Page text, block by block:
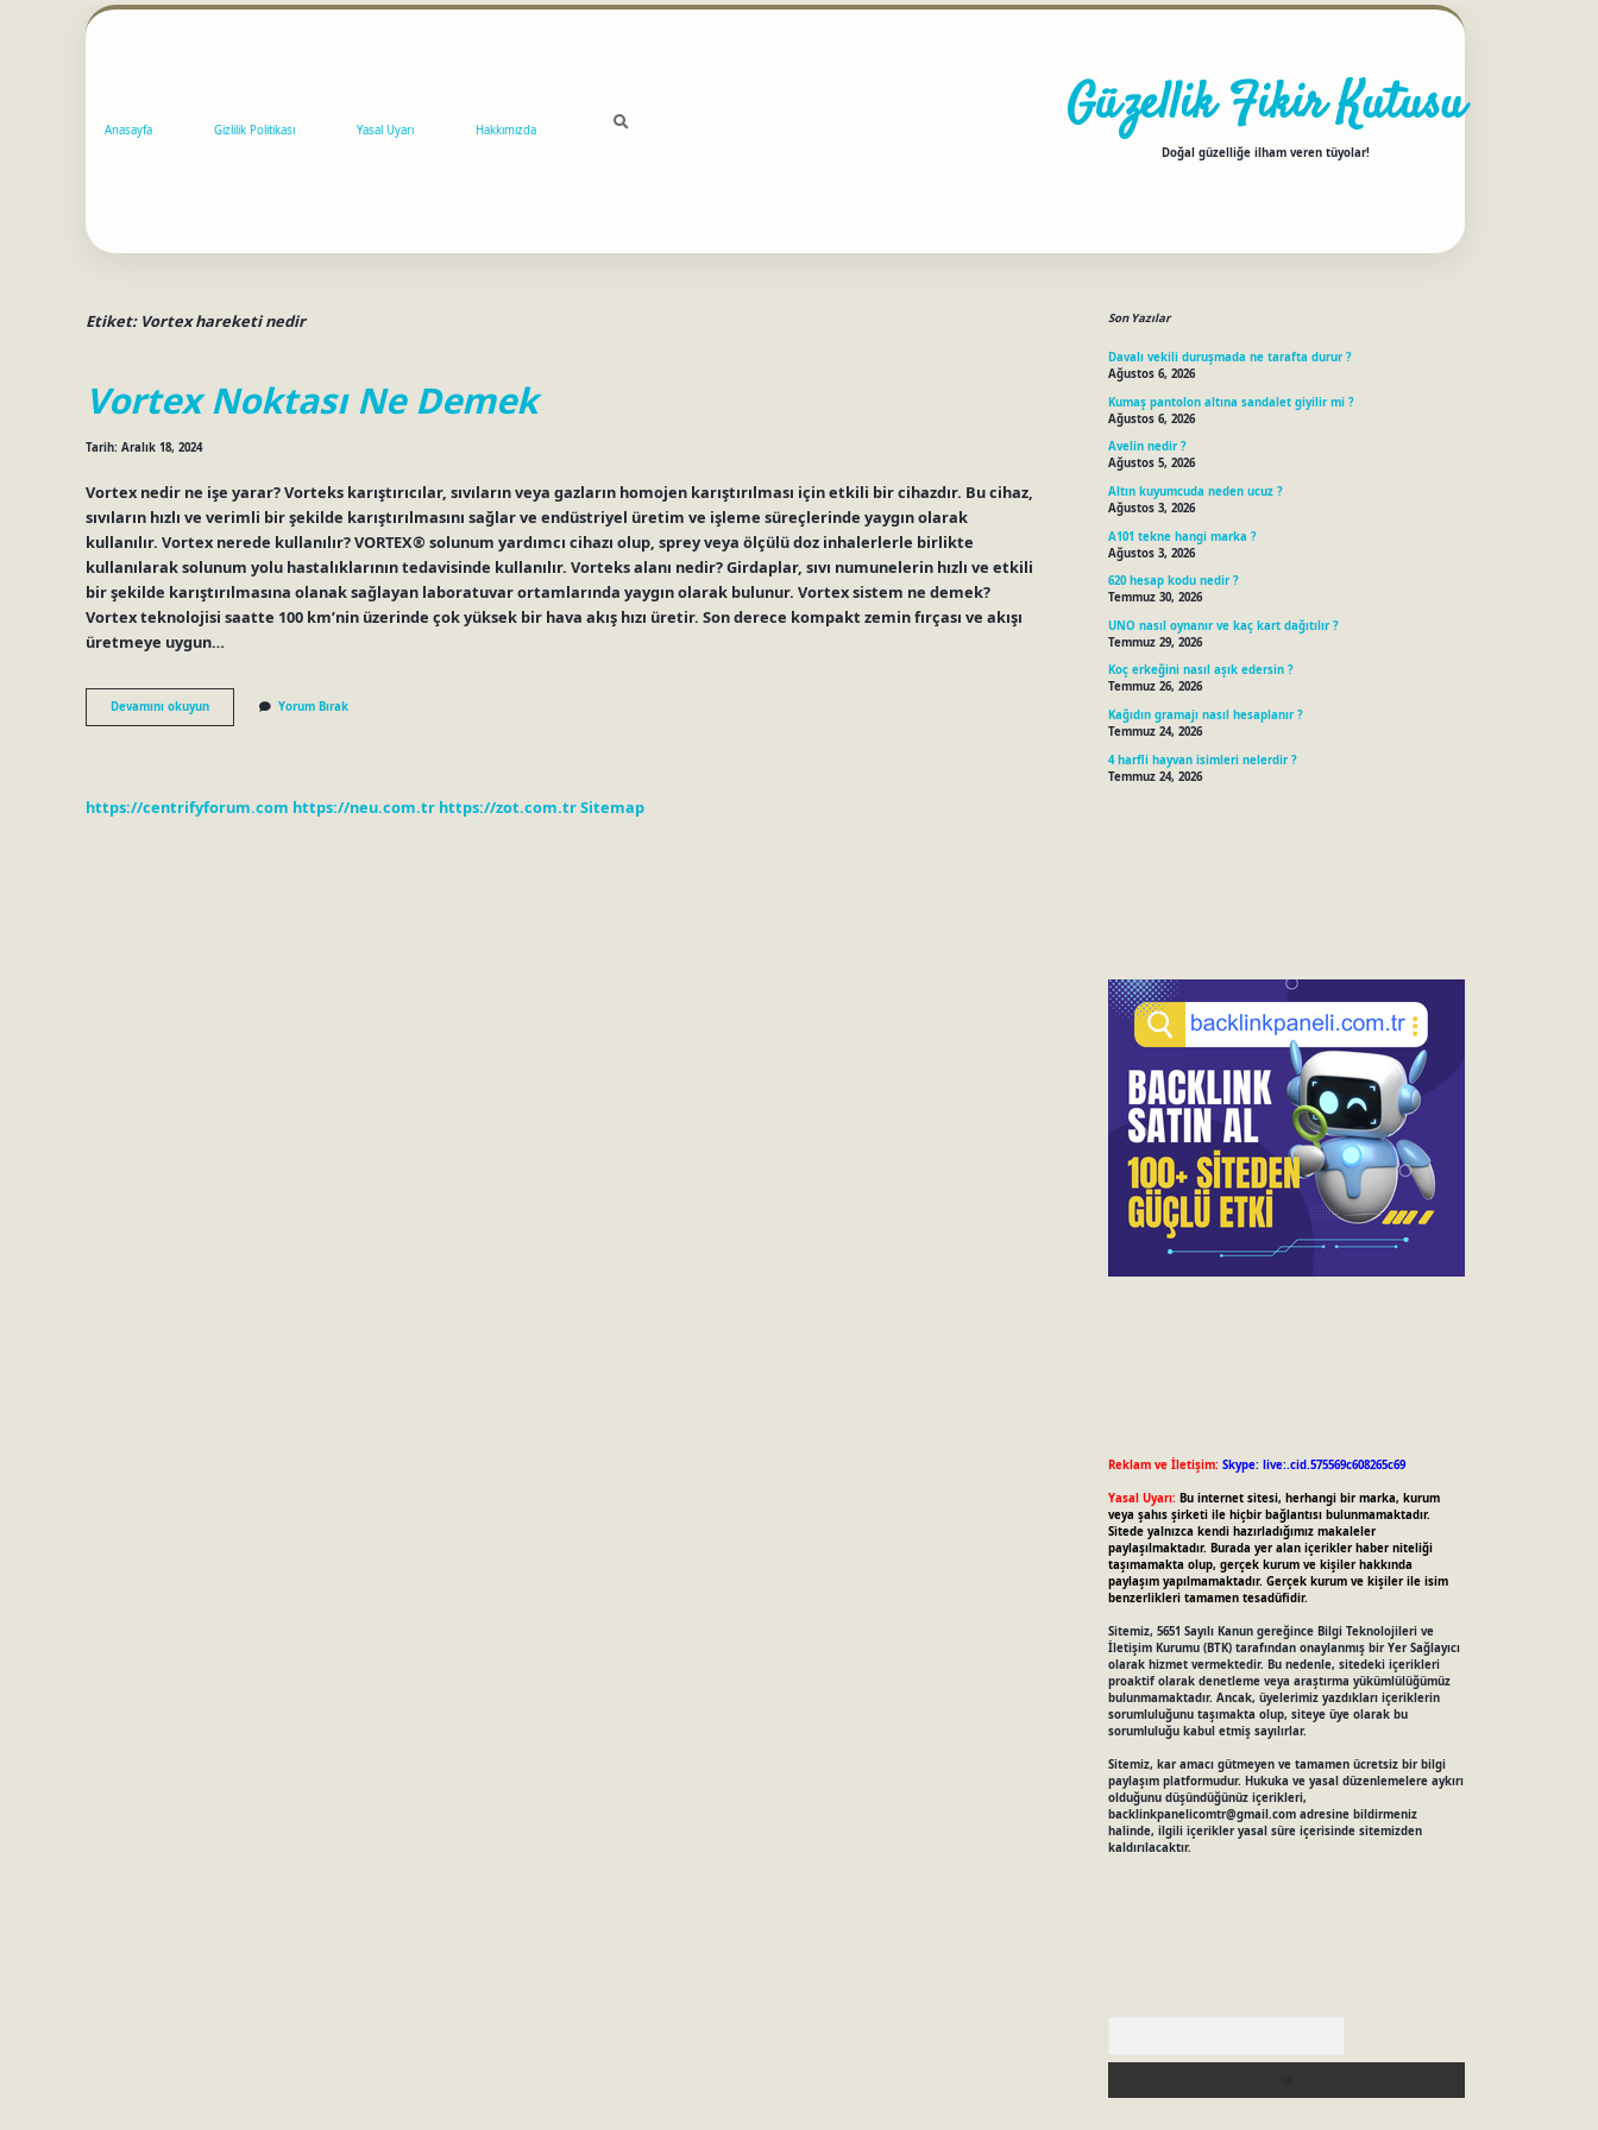
Anasayfa Gizlilik Politikası Yasal Uyarı Hakkımızda Güzellik Fikir Kutusu
Doğal güzelliğe ilham veren tüyolar!
Etiket: Vortex hareketi nedir
Vortex Noktası Ne Demek
Tarih: Aralık 18, 2024
Vortex nedir ne işe yarar? Vorteks karıştırıcılar, sıvıların veya gazların homojen karıştırılması için etkili bir cihazdır. Bu cihaz,
sıvıların hızlı ve verimli bir şekilde karıştırılmasını sağlar ve endüstriyel üretim ve işleme süreçlerinde yaygın olarak
kullanılır. Vortex nerede kullanılır? VORTEX® solunum yardımcı cihazı olup, sprey veya ölçülü doz inhalerlerle birlikte
kullanılarak solunum yolu hastalıklarının tedavisinde kullanılır. Vorteks alanı nedir? Girdaplar, sıvı numunelerin hızlı ve etkili
bir şekilde karıştırılmasına olanak sağlayan laboratuvar ortamlarında yaygın olarak bulunur. Vortex sistem ne demek?
Vortex teknolojisi saatte 100 km’nin üzerinde çok yüksek bir hava akış hızı üretir. Son derece kompakt zemin fırçası ve akışı
üretmeye uygun…
Devamını okuyunVortex
Noktası
Yorum Bırak
https://centrifyforum.com https://neu.com.tr https://zot.com.trSitemap
Son Yazılar
Davalı vekili duruşmada ne tarafta durur ?
Ağustos 6, 2026
Kumaş pantolon altına sandalet giyilir mi ?
Ağustos 6, 2026
Avelin nedir ?
Ağustos 5, 2026
Altın kuyumcuda neden ucuz ?
Ağustos 3, 2026
A101 tekne hangi marka ?
Ağustos 3, 2026
620 hesap kodu nedir ?
Temmuz 30, 2026
UNO nasıl oynanır ve kaç kart dağıtılır ?
Temmuz 29, 2026
Koç erkeğini nasıl aşık edersin ?
Temmuz 26, 2026
Kağıdın gramajı nasıl hesaplanır ?
Temmuz 24, 2026
4 harfli hayvan isimleri nelerdir ?
Temmuz 24, 2026
Reklam ve İletişim: Skype: live:.cid.575569c608265c69
Yasal Uyarı: Bu internet sitesi, herhangi bir marka, kurum
veya şahıs şirketi ile hiçbir bağlantısı bulunmamaktadır.
Sitede yalnızca kendi hazırladığımız makaleler
paylaşılmaktadır. Burada yer alan içerikler haber niteliği
taşımamakta olup, gerçek kurum ve kişiler hakkında
paylaşım yapılmamaktadır. Gerçek kurum ve kişiler ile isim
benzerlikleri tamamen tesadüfidir.
Sitemiz, 5651 Sayılı Kanun gereğince Bilgi Teknolojileri ve
İletişim Kurumu (BTK) tarafından onaylanmış bir Yer Sağlayıcı
olarak hizmet vermektedir. Bu nedenle, sitedeki içerikleri
proaktif olarak denetleme veya araştırma yükümlülüğümüz
bulunmamaktadır. Ancak, üyelerimiz yazdıkları içeriklerin
sorumluluğunu taşımakta olup, siteye üye olarak bu
sorumluluğu kabul etmiş sayılırlar.
Sitemiz, kar amacı gütmeyen ve tamamen ücretsiz bir bilgi
paylaşım platformudur. Hukuka ve yasal düzenlemelere aykırı
olduğunu düşündüğünüz içerikleri,
backlinkpanelicomtr@gmail.comadresine bildirmeniz
halinde, ilgili içerikler yasal süre içerisinde sitemizden
kaldırılacaktır.